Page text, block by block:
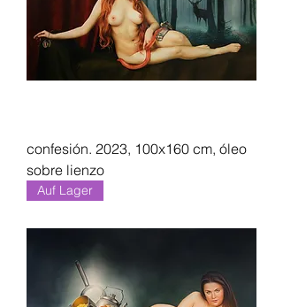
confesión. 2023, 100x160 cm, óleo
sobre lienzo
Auf Lager